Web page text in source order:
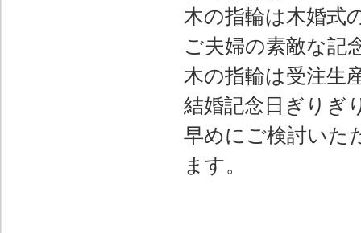
木の指輪は木婚式
ご夫婦の素敵な記
木の指輪は受注生
結婚記念日ぎりぎ
早めにご検討いた
ます。